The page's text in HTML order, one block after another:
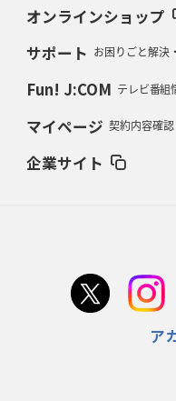
ワイルドナイツ、無傷の開幕7
2026年2月5日(木)更新
占い方
2026年1月29日(木)更新
日本協会、35年W杯招致に立候
明大「凡事徹底」で早大破り7
オンラインショップ
サポート お困りごと解決
Fun! J:COM テレビ番組
マイページ 契約内容確
企業サイト
ア